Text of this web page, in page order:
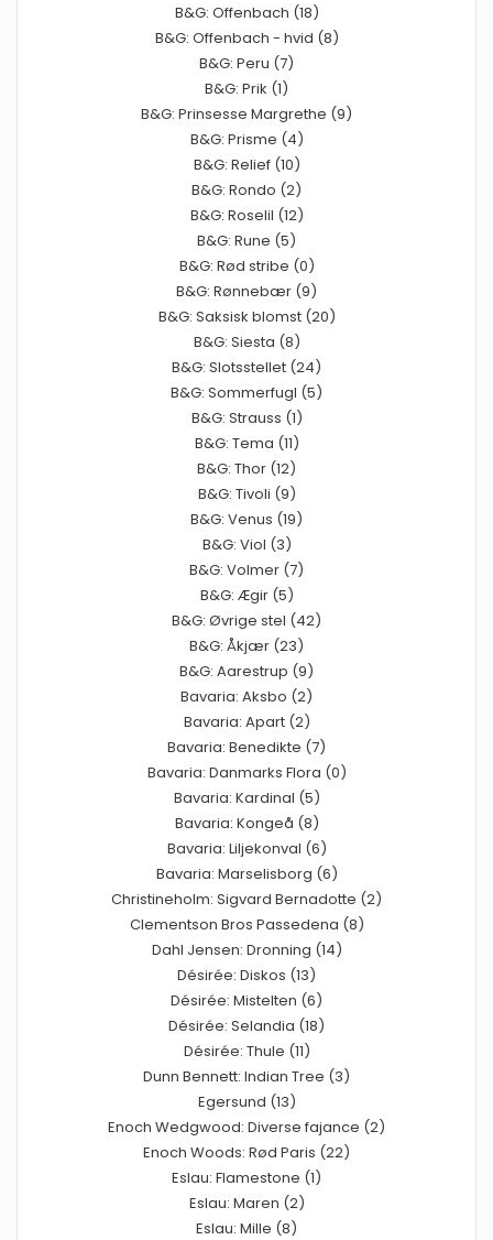
B&G: Offenbach (18)
B&G: Offenbach - hvid (8)
B&G: Peru (7)
B&G: Prik (1)
B&G: Prinsesse Margrethe (9)
B&G: Prisme (4)
B&G: Relief (10)
B&G: Rondo (2)
B&G: Roselil (12)
B&G: Rune (5)
B&G: Rød stribe (0)
B&G: Rønnebær (9)
B&G: Saksisk blomst (20)
B&G: Siesta (8)
B&G: Slotsstellet (24)
B&G: Sommerfugl (5)
B&G: Strauss (1)
B&G: Tema (11)
B&G: Thor (12)
B&G: Tivoli (9)
B&G: Venus (19)
B&G: Viol (3)
B&G: Volmer (7)
B&G: Ægir (5)
B&G: Øvrige stel (42)
B&G: Åkjær (23)
B&G: Aarestrup (9)
Bavaria: Aksbo (2)
Bavaria: Apart (2)
Bavaria: Benedikte (7)
Bavaria: Danmarks Flora (0)
Bavaria: Kardinal (5)
Bavaria: Kongeå (8)
Bavaria: Liljekonval (6)
Bavaria: Marselisborg (6)
Christineholm: Sigvard Bernadotte (2)
Clementson Bros Passedena (8)
Dahl Jensen: Dronning (14)
Désirée: Diskos (13)
Désirée: Mistelten (6)
Désirée: Selandia (18)
Désirée: Thule (11)
Dunn Bennett: Indian Tree (3)
Egersund (13)
Enoch Wedgwood: Diverse fajance (2)
Enoch Woods: Rød Paris (22)
Eslau: Flamestone (1)
Eslau: Maren (2)
Eslau: Mille (8)